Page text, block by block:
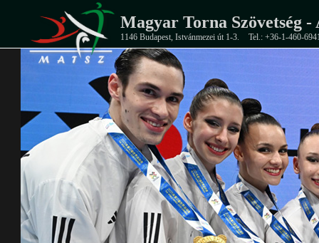
Magyar Torna Szövetség -
1146 Budapest, Istvánmezei út 1-3. Tel.: +36-1-460-